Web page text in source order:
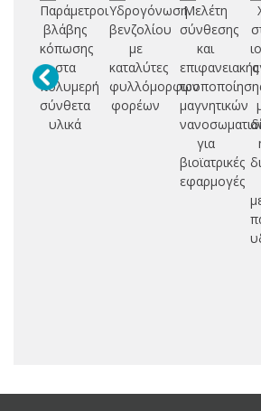
Παράμετροι
βλάβης
κόπωσης
στα
πολυμερή
σύνθετα
υλικά
Υδρογόνωση
βενζολίου
με
καταλύτες
φυλλόμορφων
φορέων
Μελέτη
σύνθεσης
και
επιφανειακής
μαγνητικών
για
βιοϊατρικές
εφαρμογές